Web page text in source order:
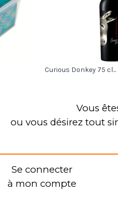
Curious Donkey 75 cl...
Vous
ou vous désirez tout
Se connecter
à mon compte